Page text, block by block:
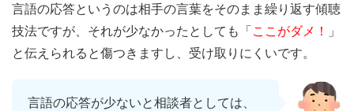
言語の応答というのは相手の言葉をそのまま繰り返す傾聴
技法ですが、それが少なかったとしても「ここがダメ！
」
と伝えられると傷つきますし、受け取りにくいです。
言語の応答が少ないと相談者としては、